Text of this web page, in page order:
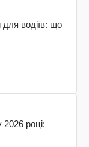
для водіїв: що
2026 році: